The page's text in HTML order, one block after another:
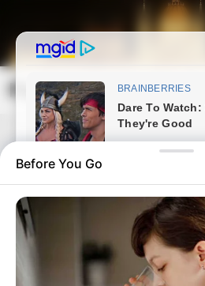
content
Magyarország Kincsei
Before You Go